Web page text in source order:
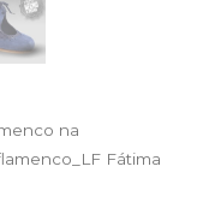
na
Fátima